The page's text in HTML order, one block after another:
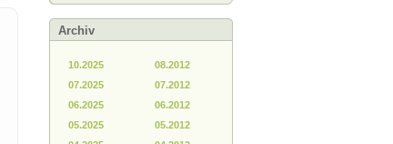
Archiv
10.2025
07.2025
06.2025
05.2025
08.2012
07.2012
06.2012
05.2012